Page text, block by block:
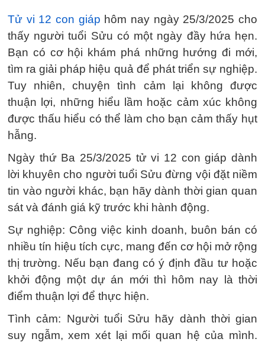
Tử vi 12 con giáp hôm nay ngày 25/3/2025 cho
thấy người tuổi Sửu có một ngày đầy hứa hẹn.
Bạn có cơ hội khám phá những hướng đi mới,
tìm ra giải pháp hiệu quả để phát triển sự nghiệp.
Tuy nhiên, chuyện tình cảm lại không được
thuận lợi, những hiểu lầm hoặc cảm xúc không
được thấu hiểu có thể làm cho bạn cảm thấy hụt
hẫng.
Ngày thứ Ba 25/3/2025 tử vi 12 con giáp dành
lời khuyên cho người tuổi Sửu đừng vội đặt niềm
tin vào người khác, bạn hãy dành thời gian quan
sát và đánh giá kỹ trước khi hành động.
Sự nghiệp: Công việc kinh doanh, buôn bán có
nhiều tín hiệu tích cực, mang đến cơ hội mở rộng
thị trường. Nếu bạn đang có ý định đầu tư hoặc
khởi động một dự án mới thì hôm nay là thời
điểm thuận lợi để thực hiện.
Tình cảm: Người tuổi Sửu hãy dành thời gian
suy ngẫm, xem xét lại mối quan hệ của mình.